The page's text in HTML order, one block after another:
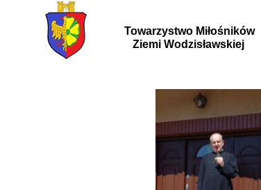
Towarzystwo Miłośników
Ziemi Wodzisławskiej